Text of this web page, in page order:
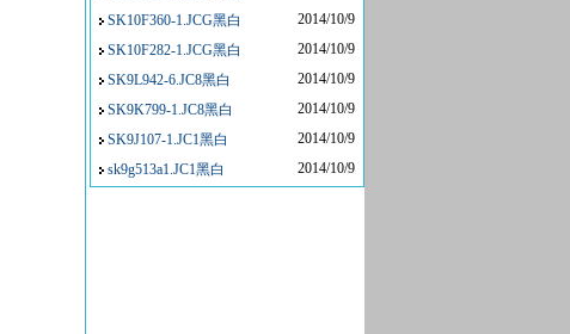
SK10F360-1.JCG黑白
2014/10/9
SK10F282-1.JCG黑白
2014/10/9
SK9L942-6.JC8黑白
2014/10/9
SK9K799-1.JC8黑白
2014/10/9
SK9J107-1.JC1黑白
2014/10/9
sk9g513a1.JC1黑白
2014/10/9